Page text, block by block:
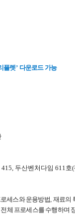
플렛’ 다운로드 가능
두산벤처다임 611호
세스와 운용방법, 재료의
체 프로세스를 수행하며